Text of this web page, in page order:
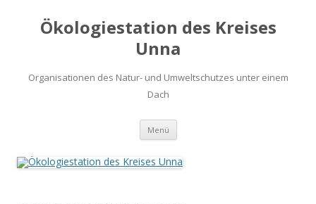
Ökologiestation des Kreises
Unna
Organisationen des Natur- und Umweltschutzes unter einem
Dach
Menü Zum
springen